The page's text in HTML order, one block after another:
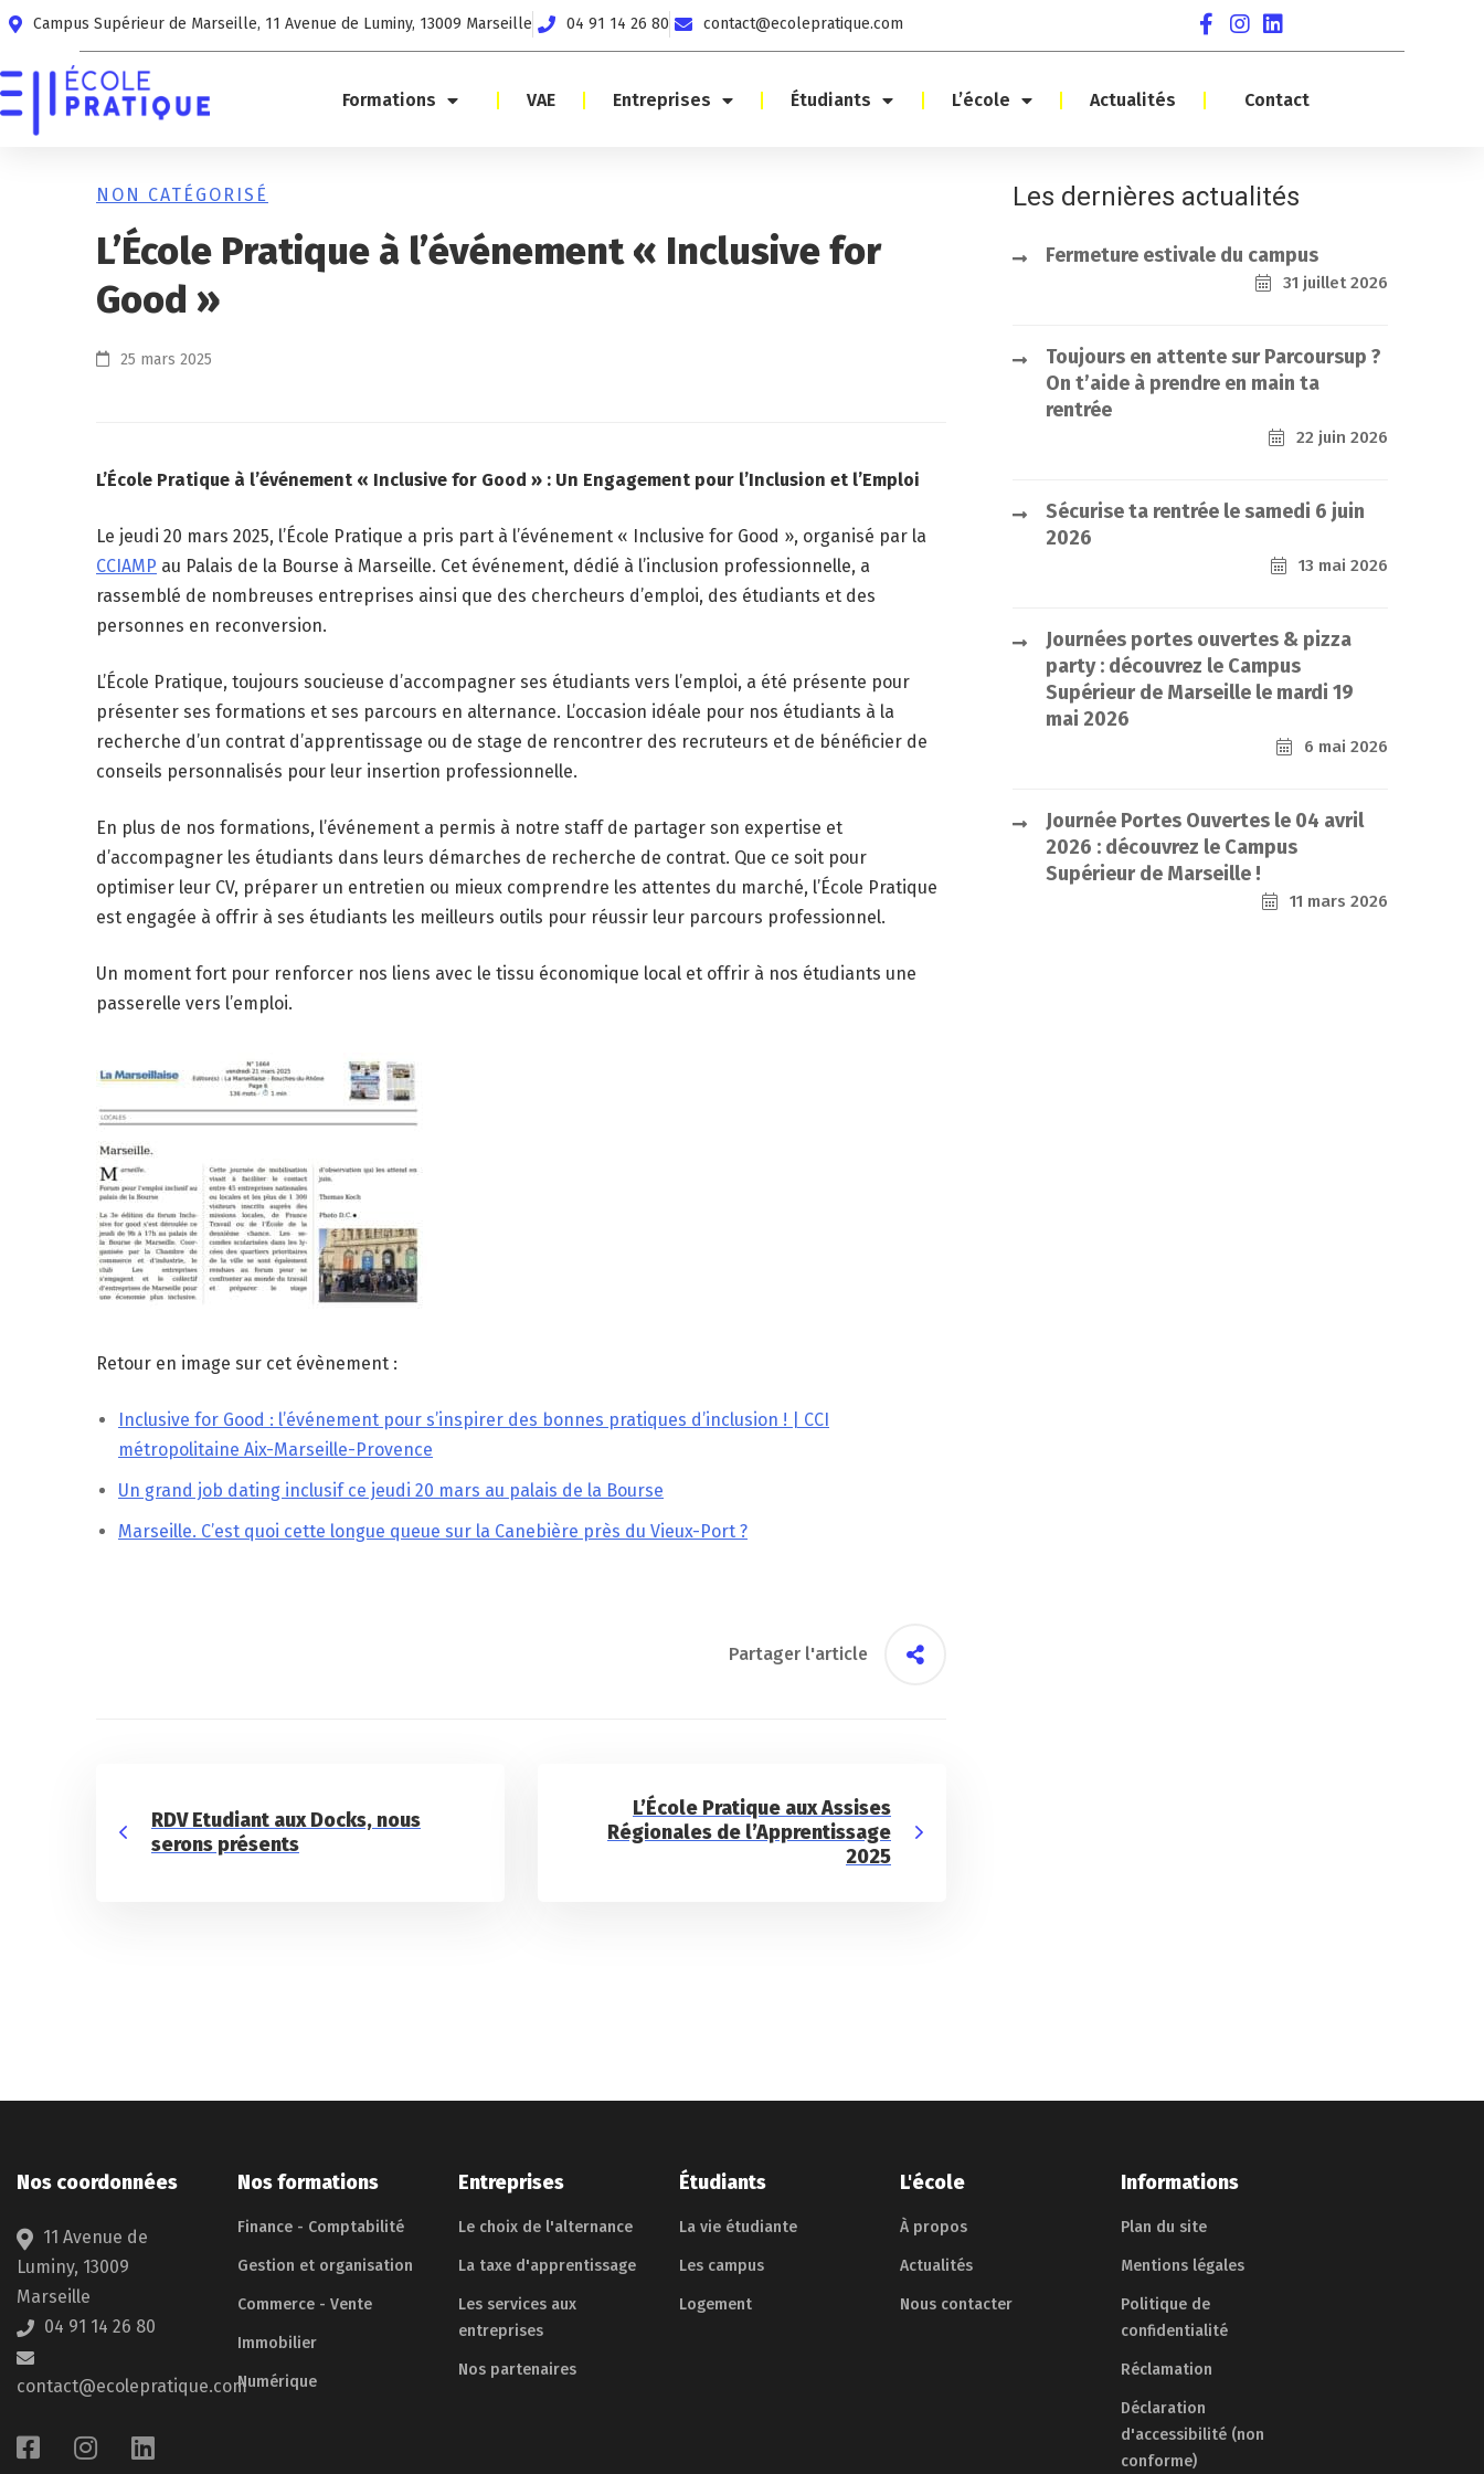
Campus Supérieur de Marseille, 11 Avenue de Luminy, 13009 Marseille 04 91 14 26 80 contact@ecolepratique.com
Formations VAE Entreprises Étudiants L’école Actualités Contact
NON CATÉGORISÉ
L’École Pratique à l’événement « Inclusive for
Good »
25 mars 2025
L’École Pratique à l’événement « Inclusive for Good » : Un Engagement pour l’Inclusion et l’Emploi
Le jeudi 20 mars 2025, l’École Pratique a pris part à l’événement « Inclusive for Good », organisé par la
CCIAMP au Palais de la Bourse à Marseille. Cet événement, dédié à l’inclusion professionnelle, a
rassemblé de nombreuses entreprises ainsi que des chercheurs d’emploi, des étudiants et des
personnes en reconversion.
L’École Pratique, toujours soucieuse d’accompagner ses étudiants vers l’emploi, a été présente pour
présenter ses formations et ses parcours en alternance. L’occasion idéale pour nos étudiants à la
recherche d’un contrat d’apprentissage ou de stage de rencontrer des recruteurs et de bénéficier de
conseils personnalisés pour leur insertion professionnelle.
En plus de nos formations, l’événement a permis à notre staff de partager son expertise et
d’accompagner les étudiants dans leurs démarches de recherche de contrat. Que ce soit pour
optimiser leur CV, préparer un entretien ou mieux comprendre les attentes du marché, l’École Pratique
est engagée à offrir à ses étudiants les meilleurs outils pour réussir leur parcours professionnel.
Un moment fort pour renforcer nos liens avec le tissu économique local et offrir à nos étudiants une
passerelle vers l’emploi.
Retour en image sur cet évènement :
Inclusive for Good : l’événement pour s’inspirer des bonnes pratiques d’inclusion ! | CCI
métropolitaine Aix-Marseille-Provence
Un grand job dating inclusif ce jeudi 20 mars au palais de la Bourse
Marseille. C’est quoi cette longue queue sur la Canebière près du Vieux-Port ?
Partager l'article
RDV Etudiant aux Docks, nous
serons présents
L’École Pratique aux Assises
Régionales de l’Apprentissage
2025
Les dernières actualités
Fermeture estivale du campus
31 juillet 2026
Toujours en attente sur Parcoursup ?
On t’aide à prendre en main ta
rentrée
22 juin 2026
Sécurise ta rentrée le samedi 6 juin
2026
13 mai 2026
Journées portes ouvertes & pizza
party : découvrez le Campus
Supérieur de Marseille le mardi 19
mai 2026
6 mai 2026
Journée Portes Ouvertes le 04 avril
2026 : découvrez le Campus
Supérieur de Marseille !
11 mars 2026
Nos coordonnées
11 Avenue de
Luminy, 13009
Marseille
04 91 14 26 80
contact@ecolepratique.com
Nos formations
Finance - Comptabilité
Gestion et organisation
Commerce - Vente
Immobilier
Numérique
Entreprises
Le choix de l'alternance
La taxe d'apprentissage
Les services aux
entreprises
Nos partenaires
Étudiants
La vie étudiante
Les campus
Logement
L'école
À propos
Actualités
Nous contacter
Informations
Plan du site
Mentions légales
Politique de
confidentialité
Réclamation
Déclaration
d'accessibilité (non
conforme)